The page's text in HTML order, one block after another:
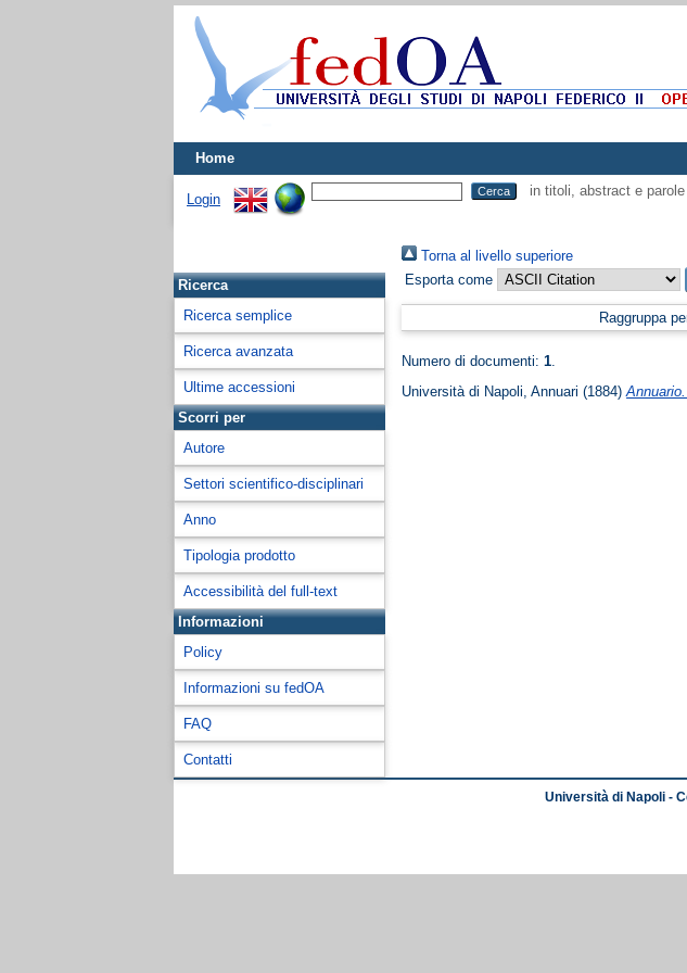
Home
Login
in titoli, abstract e
Ricerca
Ricerca semplice
Ricerca avanzata
Ultime accessioni
Scorri per
Autore
Settori scientifico-disciplinari
Anno
Tipologia prodotto
Accessibilità del full-text
Informazioni
Policy
Informazioni su fedOA
FAQ
Contatti
Torna al livello superiore
Esporta come
Raggruppa
Numero di documenti:1.
Università di Napoli, Annuari (1884)
Università di Napoli -